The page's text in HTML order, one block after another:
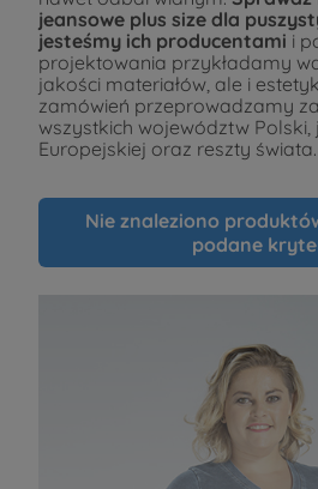
jeansowe plus size dla
jesteśmy ich producentami i
projektowania przykładamy
jakości materiałów, ale i
zamówień przeprowadzamy
wszystkich województw Polski,
Europejskiej oraz reszty świata.
Nie znaleziono
podane